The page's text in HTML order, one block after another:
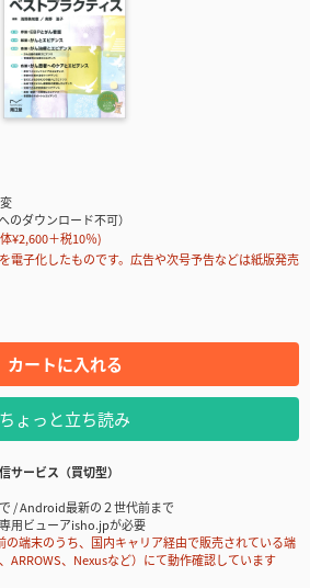
のダウンロード不可）
¥2,600＋税10％)
電子化したものです。広告や次号予告などは紙版発売
カートに入れる
ちょっと立ち読み
サービス（買切型）
/ Android最新の２世代前まで
用ビューアisho.jpが必要
端末のうち、国内キャリア経由で販売されている端
ARROWS、Nexusなど）にて動作確認しています